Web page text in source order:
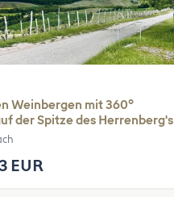
Weinbergen mit 360°
der Spitze des Herrenberg's
EUR